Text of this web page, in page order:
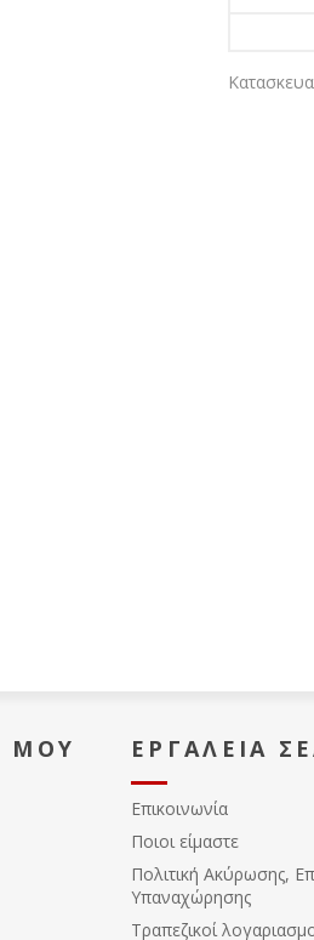
ΜΟΥ ΕΡΓΑΛΕΊΑ
Επικοινωνία
Ποιοι είμαστε
Πολιτική Ακύρωσης,
Υπαναχώρησης
Τραπεζικοί